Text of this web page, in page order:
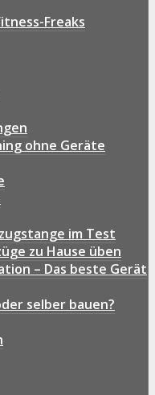
Freaks
ohne Geräte
im Test
zu Hause üben
– Das beste Gerät
selber bauen?